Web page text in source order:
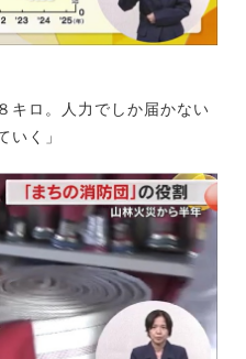
キロ。人力でしか届かない
いく」